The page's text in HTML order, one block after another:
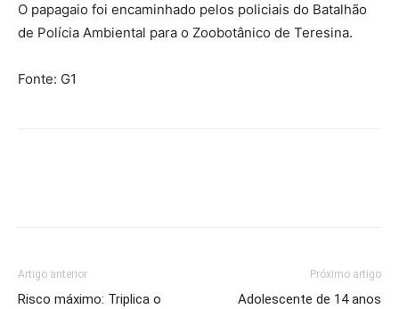
O papagaio foi encaminhado pelos policiais do Batalhão
de Polícia Ambiental para o Zoobotânico de Teresina.
Fonte: G1
Artigo anterior
Risco máximo: Triplica o
Próximo artigo
Adolescente de 14 anos